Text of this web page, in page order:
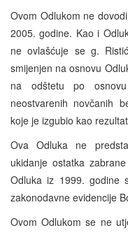
Ovom Odlukom ne
2005. godine. Kao i
ne ovlašćuje se g.
smijenjen na osnovu
na odštetu po
neostvarenih novčanih
koje je izgubio kao
Ova Odluka ne
ukidanje ostatka
Odluka iz 1999. godine
zakonodavne evidencije
Ovom Odlukom se ne